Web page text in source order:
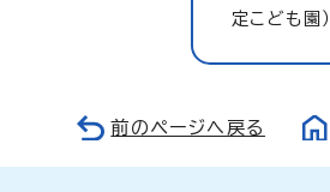
定こども園）
前のページへ戻る